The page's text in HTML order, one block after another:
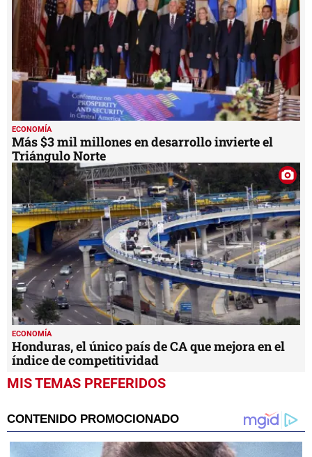
ECONOMÍA
Más $3 mil millones en desarrollo invierte el
Triángulo Norte
ECONOMÍA
Honduras, el único país de CA que mejora en el
índice de competitividad
MIS TEMAS PREFERIDOS